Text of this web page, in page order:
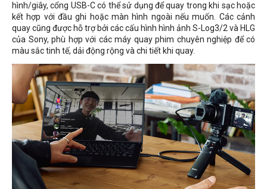
hình/giây, cổng USB-C có thể sử dụng để quay trong khi sạc hoặc
kết hợp với đầu ghi hoặc màn hình ngoài nếu muốn. Các cảnh
quay cũng được hỗ trợ bởi các cấu hình hình ảnh S-Log3/2 và HLG
của Sony, phù hợp với các máy quay phim chuyên nghiệp để có
màu sắc tinh tế, dải động rộng và chi tiết khi quay.